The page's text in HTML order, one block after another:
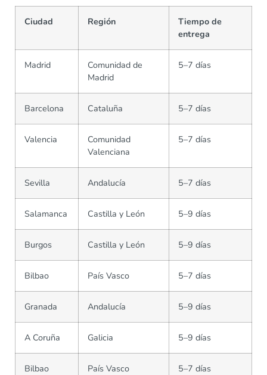
Ciudad Región
Tiempo de
entrega
Madrid
Comunidad de
Madrid
5–7 días
Barcelona Cataluña 5–7 días
Valencia
Comunidad
Valenciana
5–7 días
Sevilla Andalucía 5–7 días
Salamanca Castilla y León 5–9 días
Burgos Castilla y León 5–9 días
Bilbao País Vasco 5–7 días
Granada Andalucía 5–9 días
A Coruña Galicia 5–9 días
Bilbao País Vasco 5–7 días